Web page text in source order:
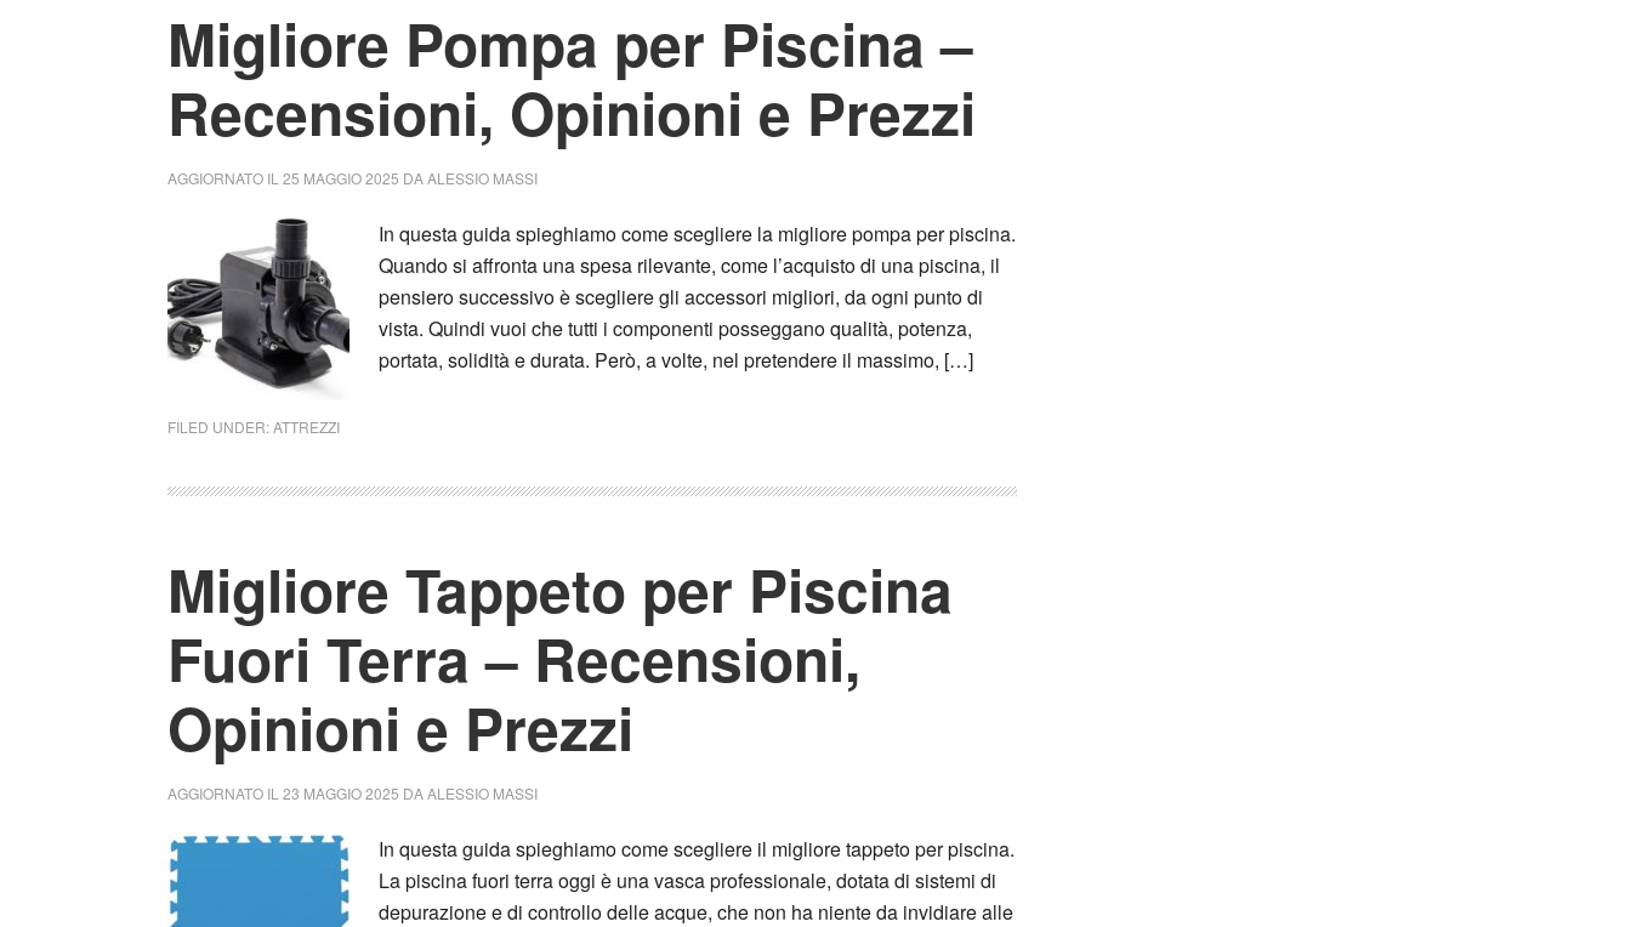
Migliore Pompa per Piscina –
Recensioni, Opinioni e Prezzi
AGGIORNATO IL 25 MAGGIO 2025 DAALESSIO MASSI
In questa guida spieghiamo come scegliere la migliore pompa per piscina.
Quando si affronta una spesa rilevante, come l’acquisto di una piscina, il
pensiero successivo è scegliere gli accessori migliori, da ogni punto di
vista. Quindi vuoi che tutti i componenti posseggano qualità, potenza,
portata, solidità e durata. Però, a volte, nel pretendere il massimo, […]
FILED UNDER:ATTREZZI
Migliore Tappeto per Piscina
Fuori Terra – Recensioni,
Opinioni e Prezzi
AGGIORNATO IL 23 MAGGIO 2025 DAALESSIO MASSI
In questa guida spieghiamo come scegliere il migliore tappeto per piscina.
La piscina fuori terra oggi è una vasca professionale, dotata di sistemi di
depurazione e di controllo delle acque, che non ha niente da invidiare alle